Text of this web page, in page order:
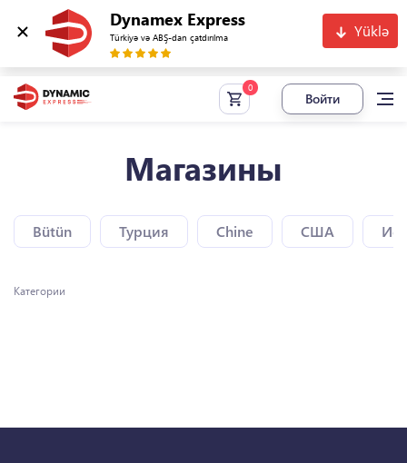
Dynamex Express
Türkiyə və ABŞ-dan çatdırılma Yüklə
Войти
Магазины
Bütün Турция Chine США
Категории